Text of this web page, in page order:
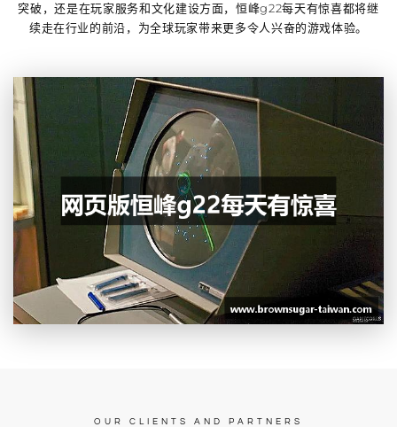
突破，还是在玩家服务和文化建设方面，恒峰g22每天有惊喜都将继
续走在行业的前沿，为全球玩家带来更多令人兴奋的游戏体验。
OUR CLIENTS AND PARTNERS